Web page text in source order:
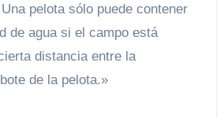
pelota sólo puede contener
de agua si el campo está
distancia entre la
de la pelota.»